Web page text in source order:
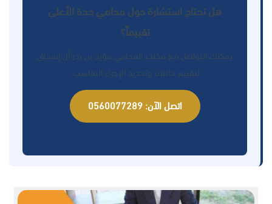
هل تحتاج استشارة حول محامي جدة الأعلى
تقييماً؟
يمكنك التواصل مع مكتب المحامي مؤيد بن بدر آل إسحاق
لتقييم حالتك وتحديد الإجراء المناسب.
اتصل الآن: 0560077289